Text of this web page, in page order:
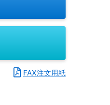
FAX注文用紙